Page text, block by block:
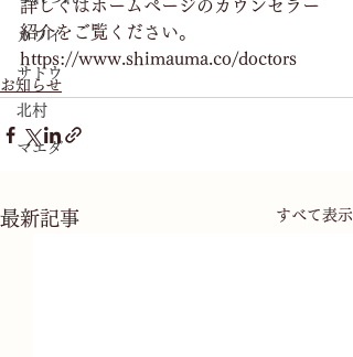
カワイ
サトウ
北村
マエダ
詳しくはホームぺージのカウンセラー
紹介をご覧ください。
https://www.shimauma.co/doctors
お知らせ
最新記事 すべて表示